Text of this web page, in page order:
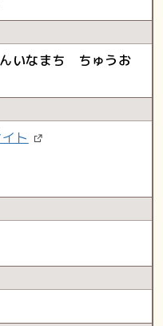
いなまち ちゅうお
ト